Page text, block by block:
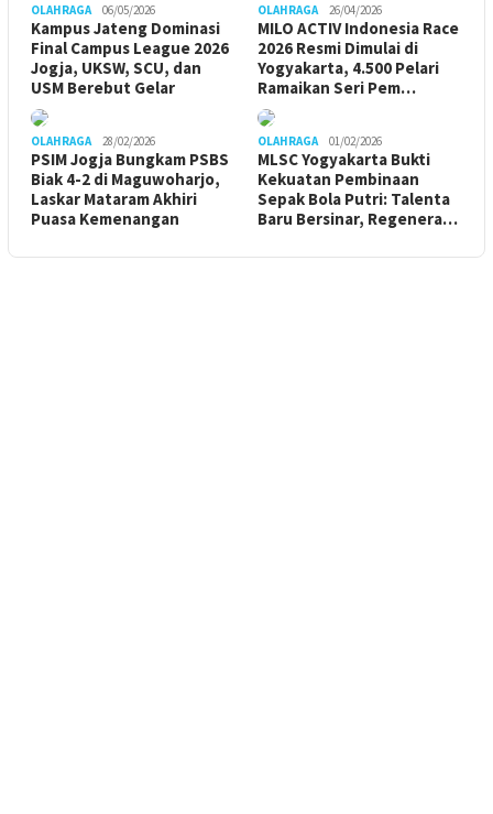
OLAHRAGA 06/05/2026
Kampus Jateng Dominasi
Final Campus League 2026
Jogja, UKSW, SCU, dan
USM Berebut Gelar
OLAHRAGA 26/04/2026
MILO ACTIV Indonesia Race
2026 Resmi Dimulai di
Yogyakarta, 4.500 Pelari
Ramaikan Seri Pem…
OLAHRAGA 28/02/2026
PSIM Jogja Bungkam PSBS
Biak 4-2 di Maguwoharjo,
Laskar Mataram Akhiri
Puasa Kemenangan
OLAHRAGA 01/02/2026
MLSC Yogyakarta Bukti
Kekuatan Pembinaan
Sepak Bola Putri: Talenta
Baru Bersinar, Regenera…